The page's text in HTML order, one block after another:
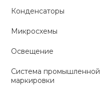
Конденсаторы
Микросхемы
Освещение
Система промышленной
маркировки